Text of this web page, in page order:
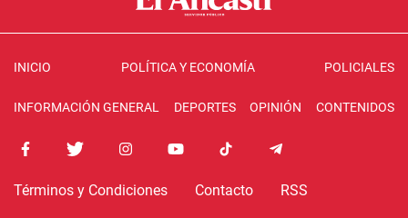
INICIO POLÍTICA Y ECONOMÍA POLICIALES
INFORMACIÓN GENERAL DEPORTES OPINIÓN CONTENIDOS
Términos y Condiciones Contacto RSS